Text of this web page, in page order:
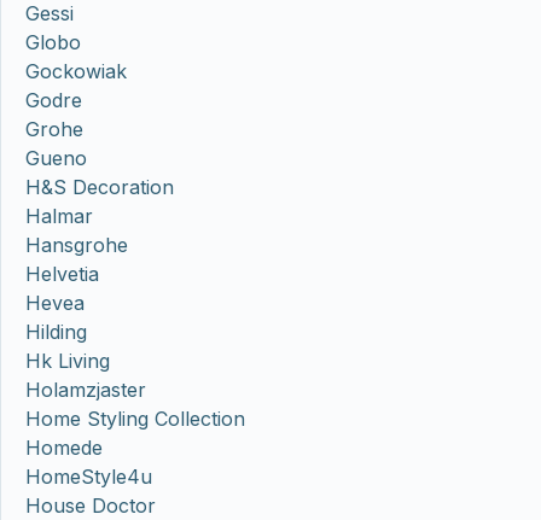
Gessi
Globo
Gockowiak
Godre
Grohe
Gueno
H&S Decoration
Halmar
Hansgrohe
Helvetia
Hevea
Hilding
Hk Living
Holamzjaster
Home Styling Collection
Homede
HomeStyle4u
House Doctor